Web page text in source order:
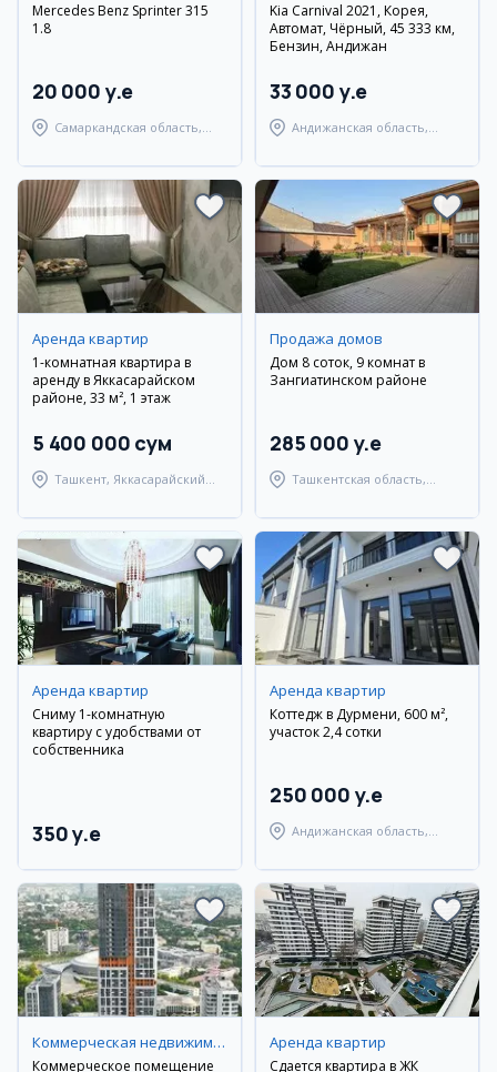
Mercedes Benz Sprinter 315
1.8
20 000 y.e
Самаркандская область,
Kia Carnival 2021, Корея,
Автомат, Чёрный, 45 333 км,
Бензин, Андижан
33 000 y.e
Андижанская область,
Аренда квартир
1-комнатная квартира в
аренду в Яккасарайском
районе, 33 м², 1 этаж
5 400 000 сум
Ташкент, Яккасарайский
Продажа домов
Дом 8 соток, 9 комнат в
Зангиатинском районе
285 000 y.e
Ташкентская область,
Аренда квартир
Сниму 1-комнатную
квартиру с удобствами от
собственника
350 y.e
Аренда квартир
Коттедж в Дурмени, 600 м²,
участок 2,4 сотки
250 000 y.e
Андижанская область,
Коммерческая недвижимость
Коммерческое помещение
Аренда квартир
Сдается квартира в ЖК